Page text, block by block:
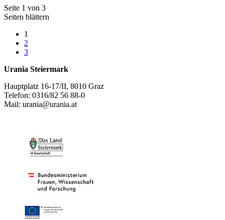
Seite 1 von 3
Seiten blättern
1
2
3
Urania Steiermark
Hauptplatz 16-17/II, 8010 Graz
Telefon: 0316/82 56 88-0
Mail: urania@urania.at